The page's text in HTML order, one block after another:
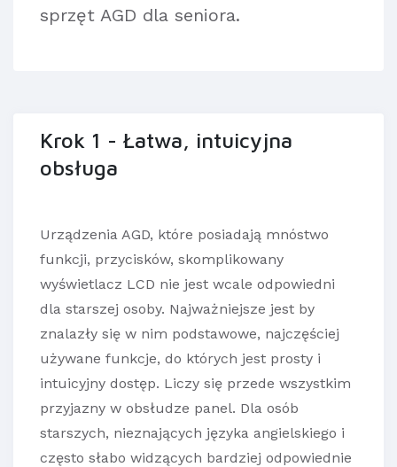
sprzęt AGD dla seniora.
Krok 1 - Łatwa, intuicyjna
obsługa
Urządzenia AGD, które posiadają mnóstwo
funkcji, przycisków, skomplikowany
wyświetlacz LCD nie jest wcale odpowiedni
dla starszej osoby. Najważniejsze jest by
znalazły się w nim podstawowe, najczęściej
używane funkcje, do których jest prosty i
intuicyjny dostęp. Liczy się przede wszystkim
przyjazny w obsłudze panel. Dla osób
starszych, nieznających języka angielskiego i
często słabo widzących bardziej odpowiednie